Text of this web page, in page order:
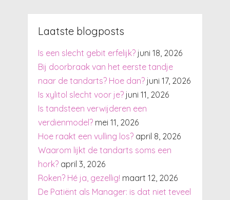
Laatste blogposts
Is een slecht gebit erfelijk? juni 18, 2026
Bij doorbraak van het eerste tandje
naar de tandarts? Hoe dan? juni 17, 2026
Is xylitol slecht voor je? juni 11, 2026
Is tandsteen verwijderen een
verdienmodel? mei 11, 2026
Hoe raakt een vulling los? april 8, 2026
Waarom lijkt de tandarts soms een
hork? april 3, 2026
Roken? Hé ja, gezellig! maart 12, 2026
De Patiënt als Manager: is dat niet teveel